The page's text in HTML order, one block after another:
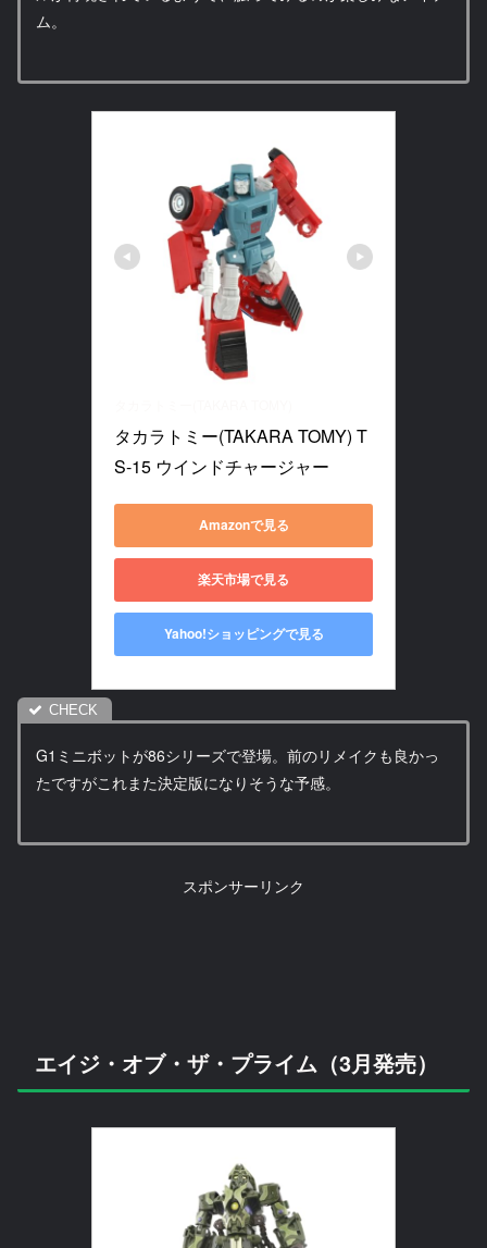
ム。
タカラトミー(TAKARA TOMY) T
S-15 ウインドチャージャー
Amazonで見る
楽天市場で見る
Yahoo!ショッピングで見る
G1ミニボットが86シリーズで登場。前のリメイクも良かっ
たですがこれまた決定版になりそうな予感。
スポンサーリンク
エイジ・オブ・ザ・プライム（3月発売）